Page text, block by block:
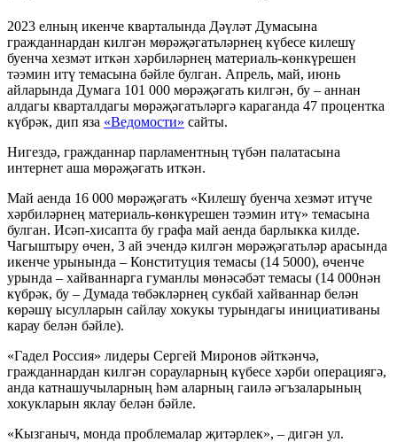
2023 елның икенче кварталында Дәүләт Думасына
гражданнардан килгән мөрәҗәгатьләрнең күбесе килешү
буенча хезмәт иткән хәрбиләрнең материаль-көнкүрешен
тәэмин итү темасына бәйле булган. Апрель, май, июнь
айларында Думага 101 000 мөрәҗәгать килгән, бу – аннан
алдагы кварталдагы мөрәҗәгатьләргә караганда 47 процентка
күбрәк, дип яза «Ведомости» сайты.
Нигездә, гражданнар парламентның түбән палатасына
интернет аша мөрәҗәгать иткән.
Май аенда 16 000 мөрәҗәгать «Килешү буенча хезмәт итүче
хәрбиләрнең материаль-көнкүрешен тәэмин итү» темасына
булган. Исәп-хисапта бу графа май аенда барлыкка килде.
Чагыштыру өчен, 3 ай эчендә килгән мөрәҗәгатьләр арасында
икенче урынында – Конституция темасы (14 5000), өченче
урында – хайваннарга гуманлы мөнәсәбәт темасы (14 000нән
күбрәк, бу – Думада төбәкләрнең сукбай хайваннар белән
көрәшү ысулларын сайлау хокукы турындагы инициативаны
карау белән бәйле).
«Гадел Россия» лидеры Сергей Миронов әйткәнчә,
гражданнардан килгән сорауларның күбесе хәрби операциягә,
анда катнашучыларның һәм аларның гаилә әгъзаларының
хокукларын яклау белән бәйле.
«Кызганыч, монда проблемалар җитәрлек», – дигән ул.